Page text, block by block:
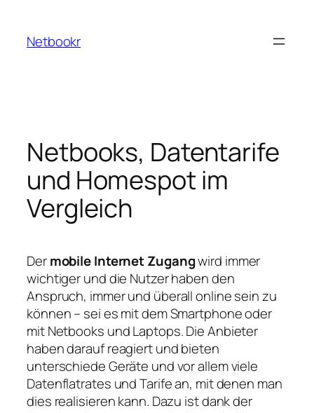
springen
Netbookr
Netbooks, Datentarife
und Homespot im
Vergleich
Dermobile Internet Zugangwird immer
wichtiger und die Nutzer haben den
Anspruch, immer und überall online sein zu
können – sei es mit dem Smartphone oder
mit Netbooks und Laptops. Die Anbieter
haben darauf reagiert und bieten
unterschiede Geräte und vor allem viele
Datenflatrates und Tarife an, mit denen man
dies realisieren kann. Dazu ist dank der